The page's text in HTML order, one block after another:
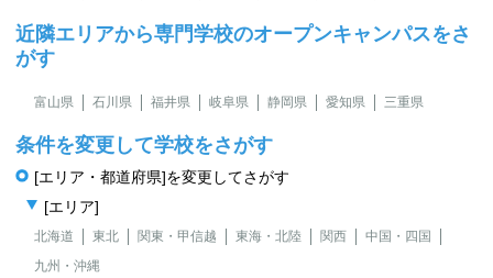
近隣エリアから専門学校のオープンキャンパスをさ
がす
富山県 石川県 福井県 岐阜県 静岡県 愛知県 三重県
条件を変更して学校をさがす
[エリア・都道府県]を変更してさがす
[エリア]
北海道 東北 関東・甲信越 東海・北陸 関西
中国・四国
九州・沖縄